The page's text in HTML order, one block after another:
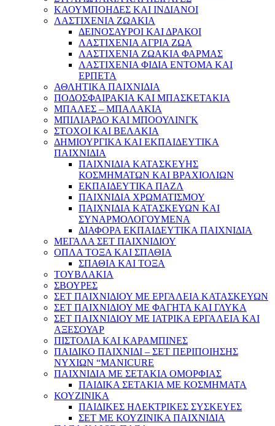
ΚΑΟΥΜΠΟΗΔΕΣ ΚΑΙ ΙΝΔΙΑΝΟΙ
ΛΑΣΤΙΧΕΝΙΑ ΖΩΑΚΙΑ
ΔΕΙΝΟΣΑΥΡΟΙ ΚΑΙ ΔΡΑΚΟΙ
ΛΑΣΤΙΧΕΝΙΑ ΑΓΡΙΑ ΖΩΑ
ΛΑΣΤΙΧΕΝΙΑ ΖΩΑΚΙΑ ΦΑΡΜΑΣ
ΛΑΣΤΙΧΕΝΙΑ ΦΙΔΙΑ ΕΝΤΟΜΑ ΚΑΙ
ΕΡΠΕΤΑ
ΑΘΛΗΤΙΚΑ ΠΑΙΧΝΙΔΙΑ
ΠΟΔΟΣΦΑΙΡΑΚΙΑ ΚΑΙ ΜΠΑΣΚΕΤΑΚΙΑ
ΜΠΑΛΕΣ – ΜΠΑΛΑΚΙΑ
ΜΠΙΛΙΑΡΔΟ ΚΑΙ ΜΠΟΟΥΛΙΝΓΚ
ΣΤΟΧΟΙ ΚΑΙ ΒΕΛΑΚΙΑ
ΔΗΜΙΟΥΡΓΙΚΑ ΚΑΙ ΕΚΠΑΙΔΕΥΤΙΚΑ
ΠΑΙΧΝΙΔΙΑ
ΠΑΙΧΝΙΔΙΑ ΚΑΤΑΣΚΕΥΗΣ
ΚΟΣΜΗΜΑΤΩΝ ΚΑΙ ΒΡΑΧΙΟΛΙΩΝ
ΕΚΠΑΙΔΕΥΤΙΚΑ ΠΑΖΛ
ΠΑΙΧΝΙΔΙΑ ΧΡΩΜΑΤΙΣΜΟΥ
ΠΑΙΧΝΙΔΙΑ ΚΑΤΑΣΚΕΥΩΝ ΚΑΙ
ΣΥΝΑΡΜΟΛΟΓΟΥΜΕΝΑ
ΔΙΑΦΟΡΑ ΕΚΠΑΙΔΕΥΤΙΚΑ ΠΑΙΧΝΙΔΙΑ
ΜΕΓΑΛΑ ΣΕΤ ΠΑΙΧΝΙΔΙΟΥ
ΟΠΛΑ ΤΟΞΑ ΚΑΙ ΣΠΑΘΙΑ
ΣΠΑΘΙΑ ΚΑΙ ΤΟΞΑ
ΤΟΥΒΛΑΚΙΑ
ΣΒΟΥΡΕΣ
ΣΕΤ ΠΑΙΧΝΙΔΙΟΥ ΜΕ ΕΡΓΑΛΕΙΑ ΚΑΤΑΣΚΕΥΩΝ
ΣΕΤ ΠΑΙΧΝΙΔΙΟΥ ΜΕ ΦΑΓΗΤΑ ΚΑΙ ΓΛΥΚΑ
ΣΕΤ ΠΑΙΧΝΙΔΙΟΥ ΜΕ ΙΑΤΡΙΚΑ ΕΡΓΑΛΕΙΑ ΚΑΙ
ΑΞΕΣΟΥΑΡ
ΠΙΣΤΟΛΙΑ ΚΑΙ ΚΑΡΑΜΠΙΝΕΣ
ΠΑΙΔΙΚΟ ΠΑΙΧΝΙΔΙ – ΣΕΤ ΠΕΡΙΠΟΙΗΣΗΣ
ΝΥΧΙΩΝ “MANICURE
ΠΑΙΧΝΙΔΙΑ ΜΕ ΣΕΤΑΚΙΑ ΟΜΟΡΦΙΑΣ
ΠΑΙΔΙΚΑ ΣΕΤΑΚΙΑ ΜΕ ΚΟΣΜΗΜΑΤΑ
ΚΟΥΖΙΝΙΚΑ
ΠΑΙΔΙΚΕΣ ΗΛΕΚΤΡΙΚΕΣ ΣΥΣΚΕΥΕΣ
ΣΕΤ ΜΕ ΚΟΥΖΙΝΙΚΑ ΠΑΙΧΝΙΔΙΑ